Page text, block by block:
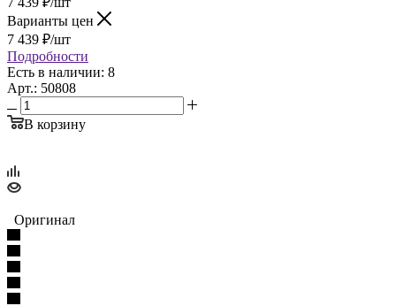
Варианты цен
7 439 ₽/шт
Подробности
Есть в наличии: 8
Арт.: 50808
В корзину
Оригинал